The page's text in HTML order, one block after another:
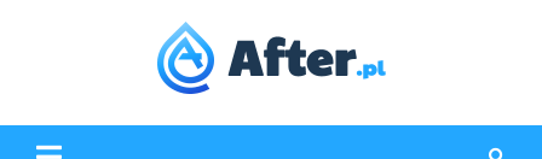
www.after.pl